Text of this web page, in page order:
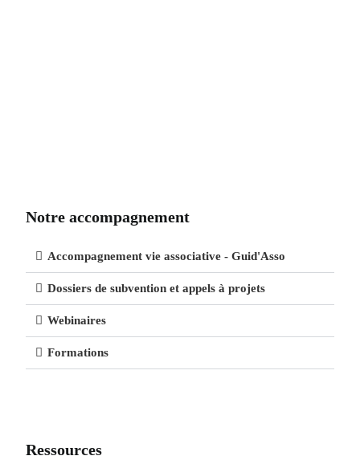
Notre accompagnement
Accompagnement vie associative - Guid'Asso
Dossiers de subvention et appels à projets
Webinaires
Formations
Ressources